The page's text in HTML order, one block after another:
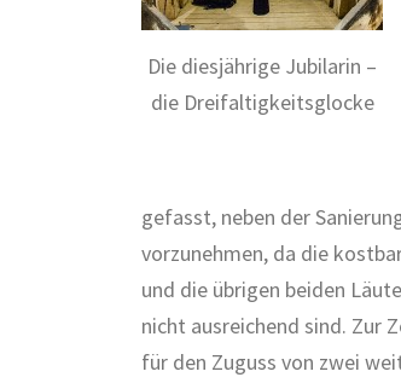
Die diesjährige Jubilarin –
die Dreifaltigkeitsglocke
gefasst, neben der
vorzunehmen, da die
und die übrigen beiden
nicht ausreichend sind. Zur
für den Zuguss von zwei